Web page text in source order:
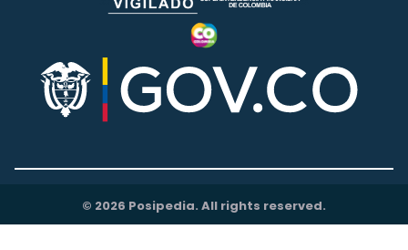
© 2026 Posipedia. All rights reserved.